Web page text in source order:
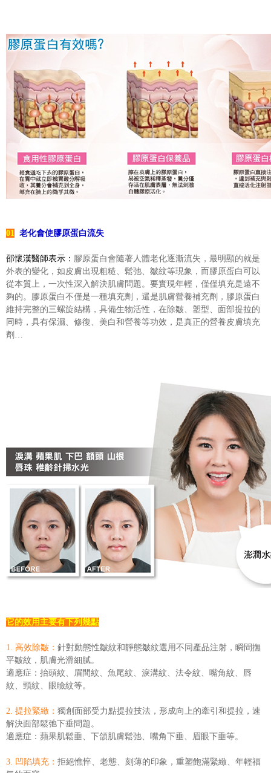
01 老化會使膠原蛋白流失
邵懷漢醫師表示： 膠原蛋白會隨著人體老化逐漸流失，最明顯的就是
外表的變化，如皮膚出現粗糙、鬆弛、皺紋等現象，而膠原蛋白可以
從本質上，一次性深入解決肌膚問題。要實現年輕，僅僅填充是遠不
夠的。膠原蛋白不僅是一種填充劑，還是肌膚營養補充劑，膠原蛋白
維持完整的三螺旋結構，具備生物活性，在除皺、塑型、面部提拉的
同時，具有保濕、修復、美白和營養等功效，是真正的營養皮膚填充
劑…
它的效用主要有下列幾點
1. 高效除皺： 針對動態性皺紋和靜態皺紋選用不同產品注射，瞬間撫
平皺紋，肌膚光滑細膩。
適應症：抬頭紋、眉間紋、魚尾紋、淚溝紋、法令紋、嘴角紋、唇
紋、頸紋、眼瞼紋等。
2. 提拉緊緻： 獨創面部受力點提拉技法，形成向上的牽引和提拉，速
解決面部鬆弛下垂問題。
適應症：蘋果肌鬆垂、下頜肌膚鬆弛、嘴角下垂、眉眼下垂等。
3. 凹陷填充： 拒絕憔悴、老態、刻薄的印象，重塑飽滿緊緻、年輕福